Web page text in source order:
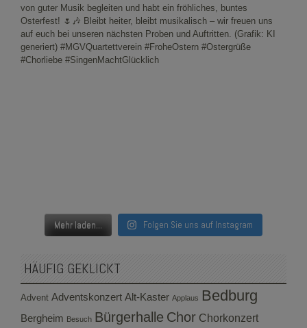
Mehr laden... Folgen Sie uns auf Instagram
HÄUFIG GEKLICKT
Advent Adventskonzert Alt-Kaster Applaus Bedburg
Bergheim Besuch Bürgerhalle Chor Chorkonzert